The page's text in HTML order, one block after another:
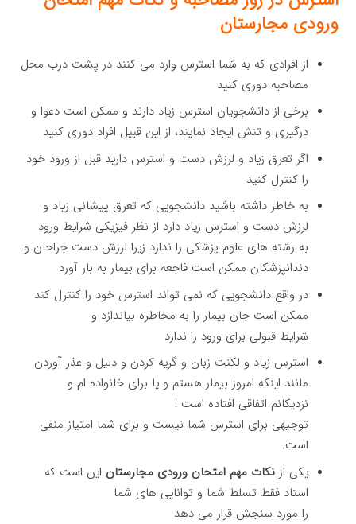
ورودی مجارستان
از افرادی که به شما استرس وارد می کنند در پشت درب محل
مصاحبه دوری کنید
برخی از دانشجویان استرس زیاد دارند و ممکن است دعوا و
درگیری و تنش ایجاد نمایند، از این قبیل افراد دوری کنید
اگر تعرق زیاد و لرزش دست و استرس دارید قبل از ورود خود
را کنترل کنید
به خاطر داشته باشید دانشجویی که تعرق پیشانی زیاد و
لرزش دست و استرس زیاد دارد از نظر فیزیکی شرایط ورود
به رشته های علوم پزشکی را ندارد زیرا لرزش دست جراحان و
دندانپزشکان ممکن است فاجعه برای بیمار به بار آورد
در واقع دانشجویی که نمی تواند استرس خود را کنترل کند
ممکن است جان بیمار را به مخاطره بیاندازد و
شرایط قبولی برای ورود را ندارد
استرس زیاد و لکنت زبان و گریه کردن و دلیل و عذر آوردن
مانند اینکه امروز بیمار هستم و یا برای خانواده ام و
نزدیکانم اتفاقی افتاده است !
توجیهی برای استرس شما نیست و برای شما امتیاز منفی
است.
یکی از نکات مهم امتحان ورودی مجارستان این است که
استاد فقط تسلط شما و توانایی های شما
را مورد سنجش قرار می دهد